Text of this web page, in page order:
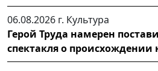
06.08.2026 г. Культура
Герой Труда намерен
спектакля о происхождении